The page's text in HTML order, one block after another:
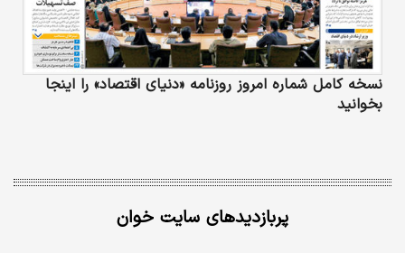
نسخه کامل شماره امروز روزنامه «دنیای‌ اقتصاد» را اینجا
بخوانید
پربازدیدهای سایت خوان